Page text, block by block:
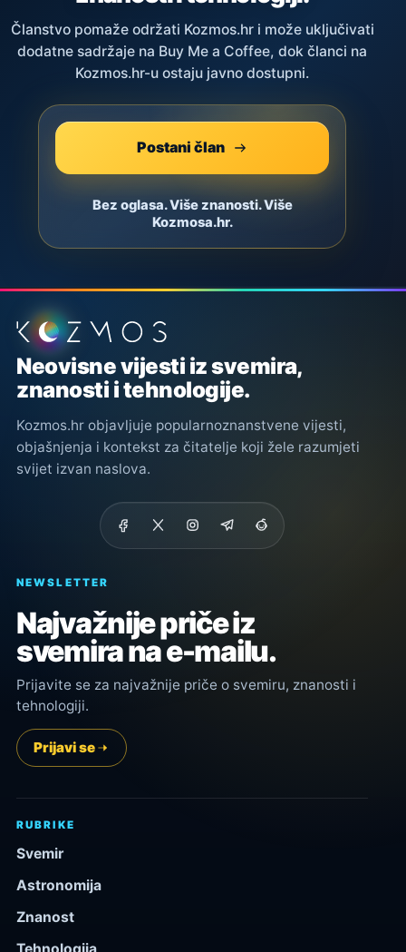
Članstvo pomaže održati Kozmos.hr i može uključivati
dodatne sadržaje na Buy Me a Coffee, dok članci na
Kozmos.hr-u ostaju javno dostupni.
Postani član
Bez oglasa. Više znanosti. Više
Kozmosa.hr.
Podnožje stranice
Neovisne vijesti iz svemira,
znanosti i tehnologije.
Kozmos.hr objavljuje popularnoznanstvene vijesti,
objašnjenja i kontekst za čitatelje koji žele razumjeti
svijet izvan naslova.
NEWSLETTER
Najvažnije priče iz
svemira na e-mailu.
Prijavite se za najvažnije priče o svemiru, znanosti i
tehnologiji.
Prijavi se
RUBRIKE
Svemir
Astronomija
Znanost
Tehnologija